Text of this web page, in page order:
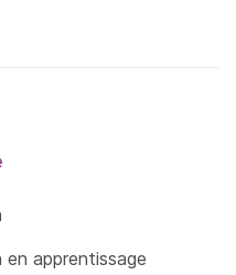
apprentissage